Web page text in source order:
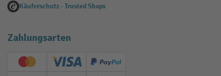
Käuferschutz - Trusted Shops
Zahlungsarten
Creditcard (Master)Creditcard (Visa)
PayPal